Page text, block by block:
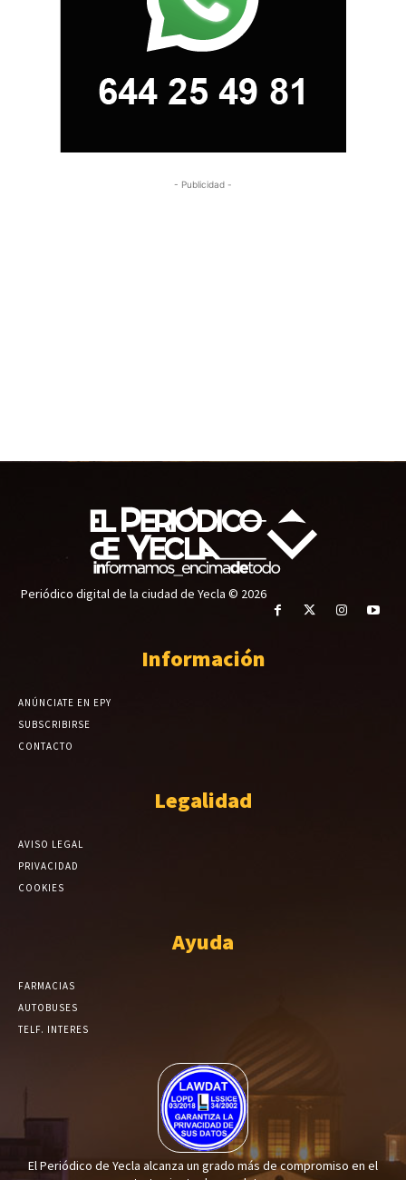
- Publicidad -
Periódico digital de la ciudad de Yecla © 2026
Información
ANÚNCIATE EN EPY
SUBSCRIBIRSE
CONTACTO
Legalidad
AVISO LEGAL
PRIVACIDAD
COOKIES
Ayuda
FARMACIAS
AUTOBUSES
TELF. INTERES
El Periódico de Yecla alcanza un grado más de compromiso en el